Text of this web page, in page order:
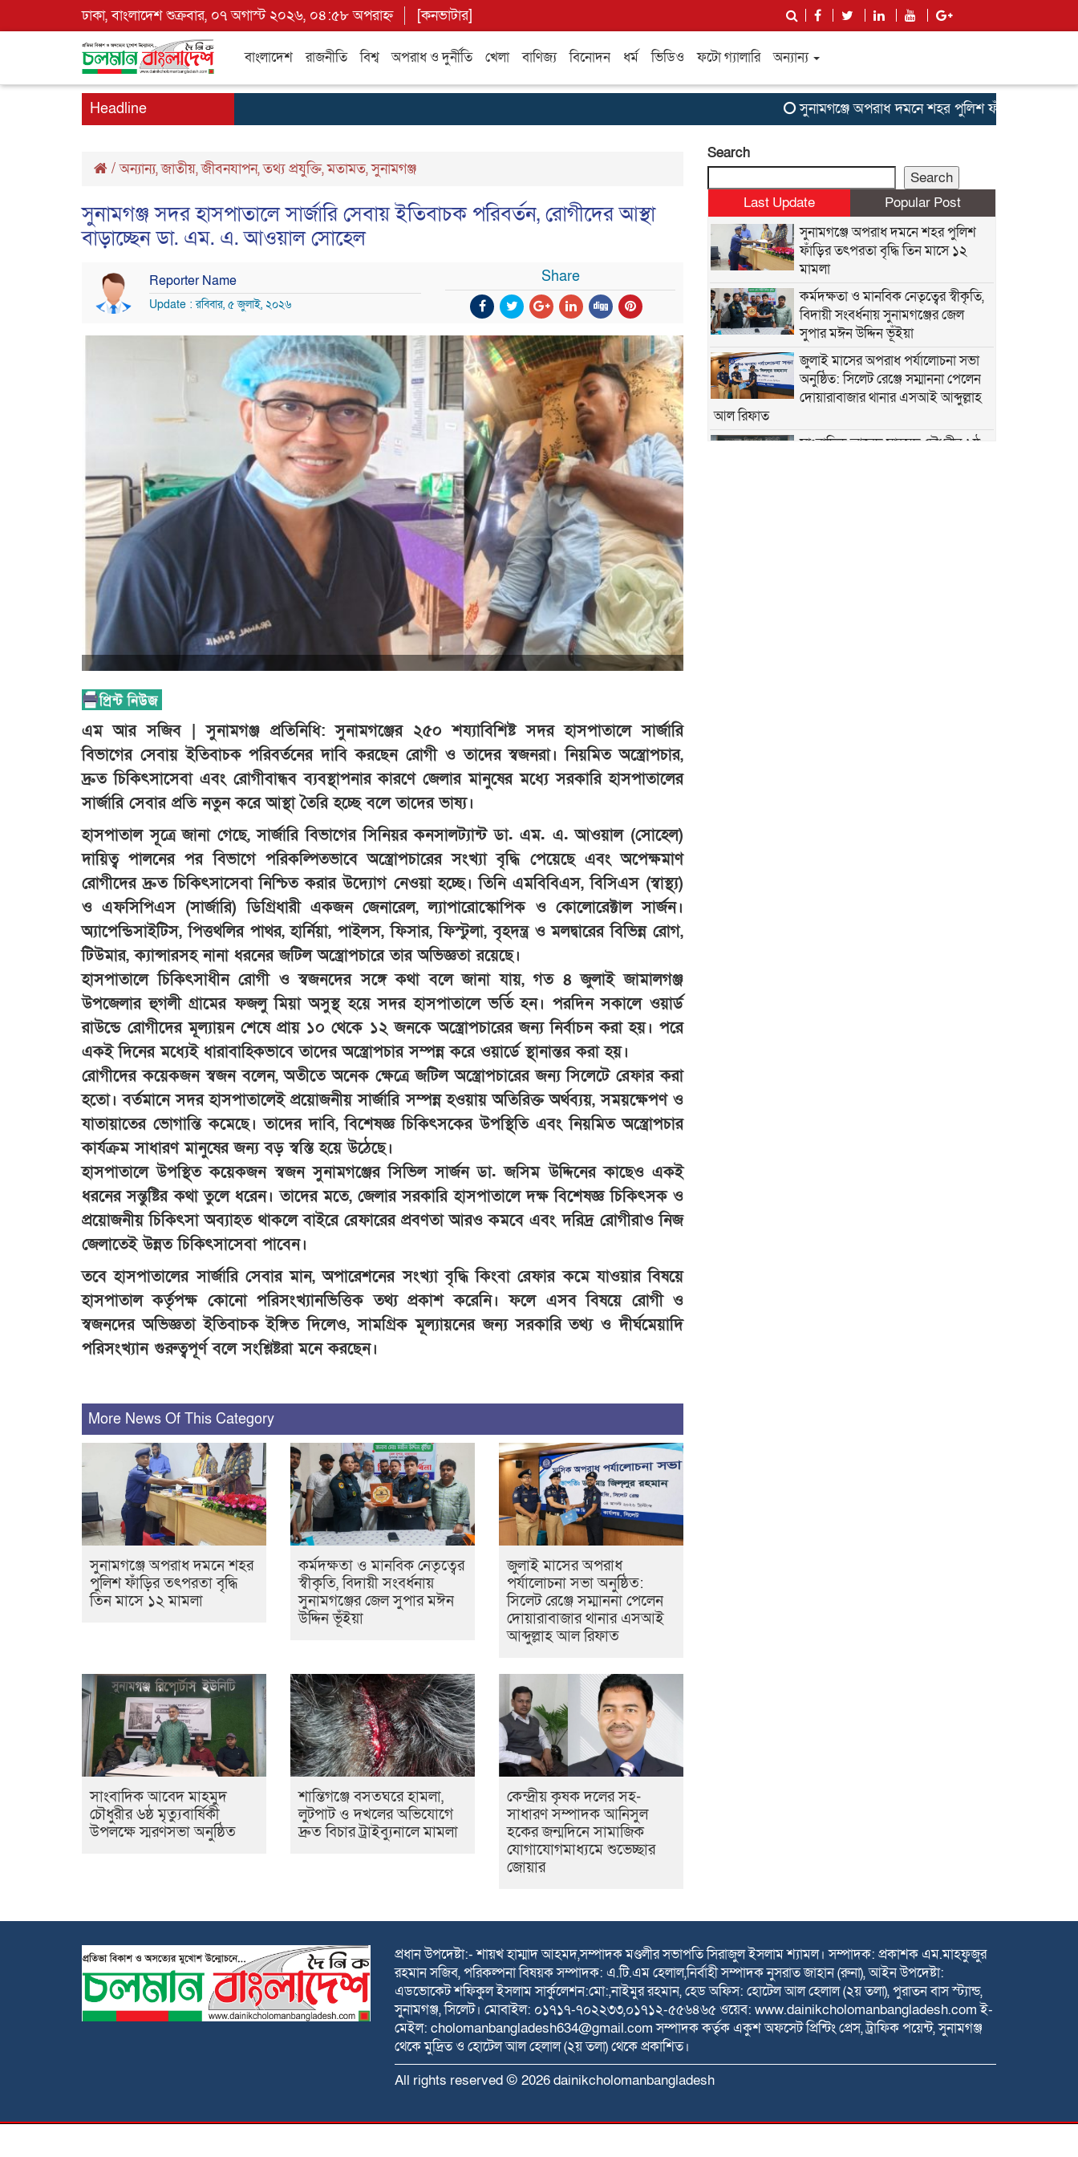
ঢাকা, বাংলাদেশ শুক্রবার, ০৭ অগাস্ট ২০২৬, ০৪:৫৮ অপরাহ্ন [কনভাটার]
বাংলাদেশ রাজনীতি বিশ্ব অপরাধ ও দুর্নীতি খেলা বাণিজ্য বিনোদন ধর্ম ভিডিও ফটো গ্যালারি অন্যান্য
Headline সুনামগঞ্জে অপরাধ দমনে শহর পুলিশ ফাঁড়ির তৎপরতা বৃদ্ধি
/অন্যান্য,জাতীয়,জীবনযাপন,তথ্য প্রযুক্তি,মতামত,সুনামগঞ্জ
সুনামগঞ্জ সদর হাসপাতালে সার্জারি সেবায় ইতিবাচক পরিবর্তন, রোগীদের আস্থা
বাড়াচ্ছেন ডা. এম. এ. আওয়াল সোহেল
Reporter Name
Update : রবিবার, ৫ জুলাই, ২০২৬
Share
এম আর সজিব | সুনামগঞ্জ প্রতিনিধি: সুনামগঞ্জের ২৫০ শয্যাবিশিষ্ট সদর হাসপাতালে সার্জারি
বিভাগের সেবায় ইতিবাচক পরিবর্তনের দাবি করছেন রোগী ও তাদের স্বজনরা। নিয়মিত অস্ত্রোপচার,
দ্রুত চিকিৎসাসেবা এবং রোগীবান্ধব ব্যবস্থাপনার কারণে জেলার মানুষের মধ্যে সরকারি হাসপাতালের
সার্জারি সেবার প্রতি নতুন করে আস্থা তৈরি হচ্ছে বলে তাদের ভাষ্য।
হাসপাতাল সূত্রে জানা গেছে, সার্জারি বিভাগের সিনিয়র কনসালট্যান্ট ডা. এম. এ. আওয়াল (সোহেল)
দায়িত্ব পালনের পর বিভাগে পরিকল্পিতভাবে অস্ত্রোপচারের সংখ্যা বৃদ্ধি পেয়েছে এবং অপেক্ষমাণ
রোগীদের দ্রুত চিকিৎসাসেবা নিশ্চিত করার উদ্যোগ নেওয়া হচ্ছে। তিনি এমবিবিএস, বিসিএস (স্বাস্থ্য)
ও এফসিপিএস (সার্জারি) ডিগ্রিধারী একজন জেনারেল, ল্যাপারোস্কোপিক ও কোলোরেক্টাল সার্জন।
অ্যাপেন্ডিসাইটিস, পিত্তথলির পাথর, হার্নিয়া, পাইলস, ফিসার, ফিস্টুলা, বৃহদন্ত্র ও মলদ্বারের বিভিন্ন রোগ,
টিউমার, ক্যান্সারসহ নানা ধরনের জটিল অস্ত্রোপচারে তার অভিজ্ঞতা রয়েছে।
হাসপাতালে চিকিৎসাধীন রোগী ও স্বজনদের সঙ্গে কথা বলে জানা যায়, গত ৪ জুলাই জামালগঞ্জ
উপজেলার হুগলী গ্রামের ফজলু মিয়া অসুস্থ হয়ে সদর হাসপাতালে ভর্তি হন। পরদিন সকালে ওয়ার্ড
রাউন্ডে রোগীদের মূল্যায়ন শেষে প্রায় ১০ থেকে ১২ জনকে অস্ত্রোপচারের জন্য নির্বাচন করা হয়। পরে
একই দিনের মধ্যেই ধারাবাহিকভাবে তাদের অস্ত্রোপচার সম্পন্ন করে ওয়ার্ডে স্থানান্তর করা হয়।
রোগীদের কয়েকজন স্বজন বলেন, অতীতে অনেক ক্ষেত্রে জটিল অস্ত্রোপচারের জন্য সিলেটে রেফার করা
হতো। বর্তমানে সদর হাসপাতালেই প্রয়োজনীয় সার্জারি সম্পন্ন হওয়ায় অতিরিক্ত অর্থব্যয়, সময়ক্ষেপণ ও
যাতায়াতের ভোগান্তি কমেছে। তাদের দাবি, বিশেষজ্ঞ চিকিৎসকের উপস্থিতি এবং নিয়মিত অস্ত্রোপচার
কার্যক্রম সাধারণ মানুষের জন্য বড় স্বস্তি হয়ে উঠেছে।
হাসপাতালে উপস্থিত কয়েকজন স্বজন সুনামগঞ্জের সিভিল সার্জন ডা. জসিম উদ্দিনের কাছেও একই
ধরনের সন্তুষ্টির কথা তুলে ধরেন। তাদের মতে, জেলার সরকারি হাসপাতালে দক্ষ বিশেষজ্ঞ চিকিৎসক ও
প্রয়োজনীয় চিকিৎসা অব্যাহত থাকলে বাইরে রেফারের প্রবণতা আরও কমবে এবং দরিদ্র রোগীরাও নিজ
জেলাতেই উন্নত চিকিৎসাসেবা পাবেন।
তবে হাসপাতালের সার্জারি সেবার মান, অপারেশনের সংখ্যা বৃদ্ধি কিংবা রেফার কমে যাওয়ার বিষয়ে
হাসপাতাল কর্তৃপক্ষ কোনো পরিসংখ্যানভিত্তিক তথ্য প্রকাশ করেনি। ফলে এসব বিষয়ে রোগী ও
স্বজনদের অভিজ্ঞতা ইতিবাচক ইঙ্গিত দিলেও, সামগ্রিক মূল্যায়নের জন্য সরকারি তথ্য ও দীর্ঘমেয়াদি
পরিসংখ্যান গুরুত্বপূর্ণ বলে সংশ্লিষ্টরা মনে করছেন।
More News Of This Category
সুনামগঞ্জে অপরাধ দমনে শহর
পুলিশ ফাঁড়ির তৎপরতা বৃদ্ধি
তিন মাসে ১২ মামলা
কর্মদক্ষতা ও মানবিক নেতৃত্বের
স্বীকৃতি, বিদায়ী সংবর্ধনায়
সুনামগঞ্জের জেল সুপার মঈন
উদ্দিন ভূঁইয়া
জুলাই মাসের অপরাধ
পর্যালোচনা সভা অনুষ্ঠিত:
সিলেট রেঞ্জে সম্মাননা পেলেন
দোয়ারাবাজার থানার এসআই
আব্দুল্লাহ আল রিফাত
সাংবাদিক আবেদ মাহমুদ
চৌধুরীর ৬ষ্ঠ মৃত্যুবার্ষিকী
উপলক্ষে স্মরণসভা অনুষ্ঠিত
শান্তিগঞ্জে বসতঘরে হামলা,
লুটপাট ও দখলের অভিযোগে
দ্রুত বিচার ট্রাইব্যুনালে মামলা
কেন্দ্রীয় কৃষক দলের সহ-
সাধারণ সম্পাদক আনিসুল
হকের জন্মদিনে সামাজিক
যোগাযোগমাধ্যমে শুভেচ্ছার
জোয়ার
Search
Search
Last Update
Popular Post
সুনামগঞ্জে অপরাধ দমনে শহর পুলিশ
ফাঁড়ির তৎপরতা বৃদ্ধি তিন মাসে ১২
মামলা
কর্মদক্ষতা ও মানবিক নেতৃত্বের স্বীকৃতি,
বিদায়ী সংবর্ধনায় সুনামগঞ্জের জেল
সুপার মঈন উদ্দিন ভূঁইয়া
জুলাই মাসের অপরাধ পর্যালোচনা সভা
অনুষ্ঠিত: সিলেট রেঞ্জে সম্মাননা পেলেন
দোয়ারাবাজার থানার এসআই আব্দুল্লাহ
আল রিফাত
সাংবাদিক আবেদ মাহমুদ চৌধুরীর ৬ষ্ঠ
প্রধান উপদেষ্টা:- শায়খ হাম্মাদ আহমদ,সম্পাদক মণ্ডলীর সভাপতি সিরাজুল ইসলাম শ্যামল। সম্পাদক: প্রকাশক এম.মাহফুজুর
রহমান সজিব, পরিকল্পনা বিষয়ক সম্পাদক: এ.টি.এম হেলাল,নির্বাহী সম্পাদক নুসরাত জাহান (রুনা), আইন উপদেষ্টা:
এডভোকেট শফিকুল ইসলাম সার্কুলেশন:মো:,নাইমুর রহমান, হেড অফিস: হোটেল আল হেলাল (২য় তলা), পুরাতন বাস স্ট্যান্ড,
সুনামগঞ্জ, সিলেট। মোবাইল: ০১৭১৭-৭০২২৩৩,০১৭১২-৫৫৬৪৬৫ ওয়েব: www.dainikcholomanbangladesh.com ই-
মেইল: cholomanbangladesh634@gmail.com সম্পাদক কর্তৃক একুশ অফসেট প্রিন্টিং প্রেস, ট্রাফিক পয়েন্ট, সুনামগঞ্জ
থেকে মুদ্রিত ও হোটেল আল হেলাল (২য় তলা) থেকে প্রকাশিত।
All rights reserved © 2026 dainikcholomanbangladesh